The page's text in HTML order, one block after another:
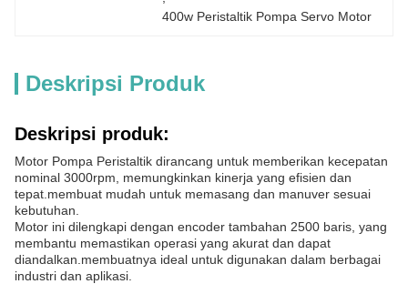
400w Peristaltik Pompa Servo Motor
Deskripsi Produk
Deskripsi produk:
Motor Pompa Peristaltik dirancang untuk memberikan kecepatan
nominal 3000rpm, memungkinkan kinerja yang efisien dan
tepat.membuat mudah untuk memasang dan manuver sesuai
kebutuhan.
Motor ini dilengkapi dengan encoder tambahan 2500 baris, yang
membantu memastikan operasi yang akurat dan dapat
diandalkan.membuatnya ideal untuk digunakan dalam berbagai
industri dan aplikasi.